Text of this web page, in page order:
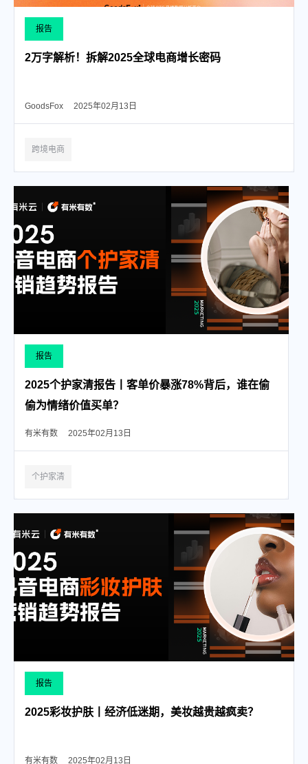
报告
2万字解析！拆解2025全球电商增长密码
GoodsFox 2025年02月13日
跨境电商
报告
2025个护家清报告丨客单价暴涨78%背后，谁在偷
偷为情绪价值买单？
有米有数 2025年02月13日
个护家清
报告
2025彩妆护肤丨经济低迷期，美妆越贵越疯卖？
有米有数 2025年02月13日